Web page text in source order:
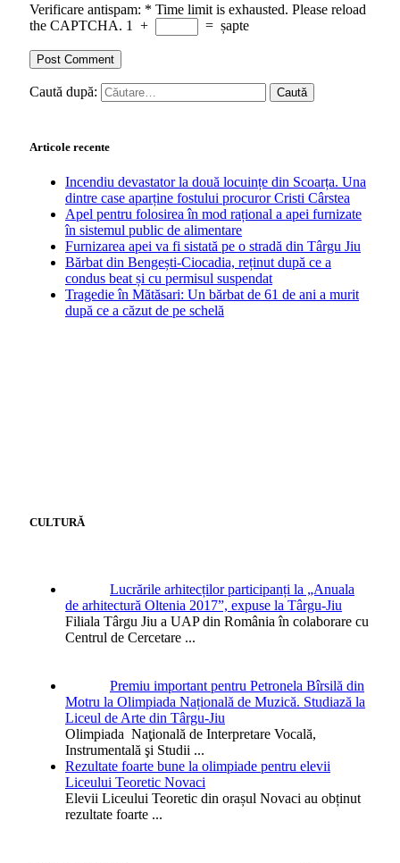
Verificare antispam: * Time limit is exhausted. Please reload
the CAPTCHA. 1 + = șapte
Caută după:
Articole recente
Incendiu devastator la două locuințe din Scoarța. Una
dintre case aparține fostului procuror Cristi Cârstea
Apel pentru folosirea în mod rațional a apei furnizate
în sistemul public de alimentare
Furnizarea apei va fi sistată pe o stradă din Târgu Jiu
Bărbat din Bengești-Ciocadia, reținut după ce a
condus beat și cu permisul suspendat
Tragedie în Mătăsari: Un bărbat de 61 de ani a murit
după ce a căzut de pe schelă
CULTURĂ
Lucrările arhitecților participanți la „Anuala
de arhitectură Oltenia 2017”, expuse la Târgu-Jiu
Filiala Târgu Jiu a UAP din România în colaborare cu
Centrul de Cercetare ...
Premiu important pentru Petronela Bîrsilă din
Motru la Olimpiada Națională de Muzică. Studiază la
Liceul de Arte din Târgu-Jiu
Olimpiada Naţională de Interpretare Vocală,
Instrumentală şi Studii ...
Rezultate foarte bune la olimpiade pentru elevii
Liceului Teoretic Novaci
Elevii Liceului Teoretic din orașul Novaci au obținut
rezultate foarte ...